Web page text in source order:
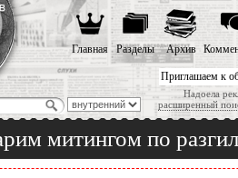
Приглашаем к
Надоела
расширенный
Главная Разделы Архив
митингом по